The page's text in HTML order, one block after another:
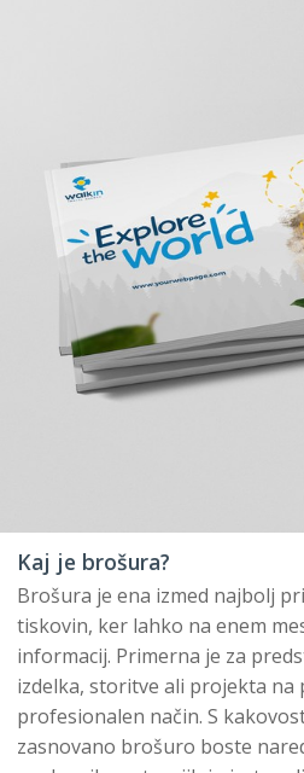
Kaj je brošura?
Brošura je ena izmed najbolj
tiskovin, ker lahko na enem
informacij. Primerna je za
izdelka, storitve ali projekta na
profesionalen način. S
zasnovano brošuro boste